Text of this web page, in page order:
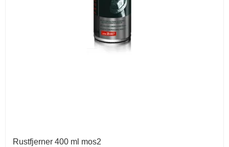
Rustfjerner 400 ml mos2